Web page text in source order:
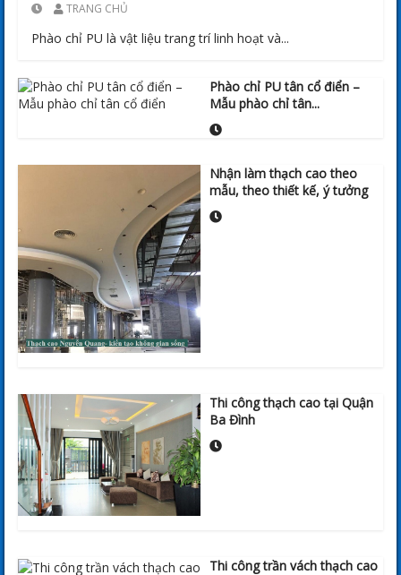
TRANG CHỦ
Phào chỉ PU là vật liệu trang trí linh hoạt và...
Phào chỉ PU tân cổ điển –
Mẫu phào chỉ tân...
Nhận làm thạch cao theo
mẫu, theo thiết kế, ý tưởng
Thi công thạch cao tại Quận
Ba Đình
Thi công trần vách thạch cao